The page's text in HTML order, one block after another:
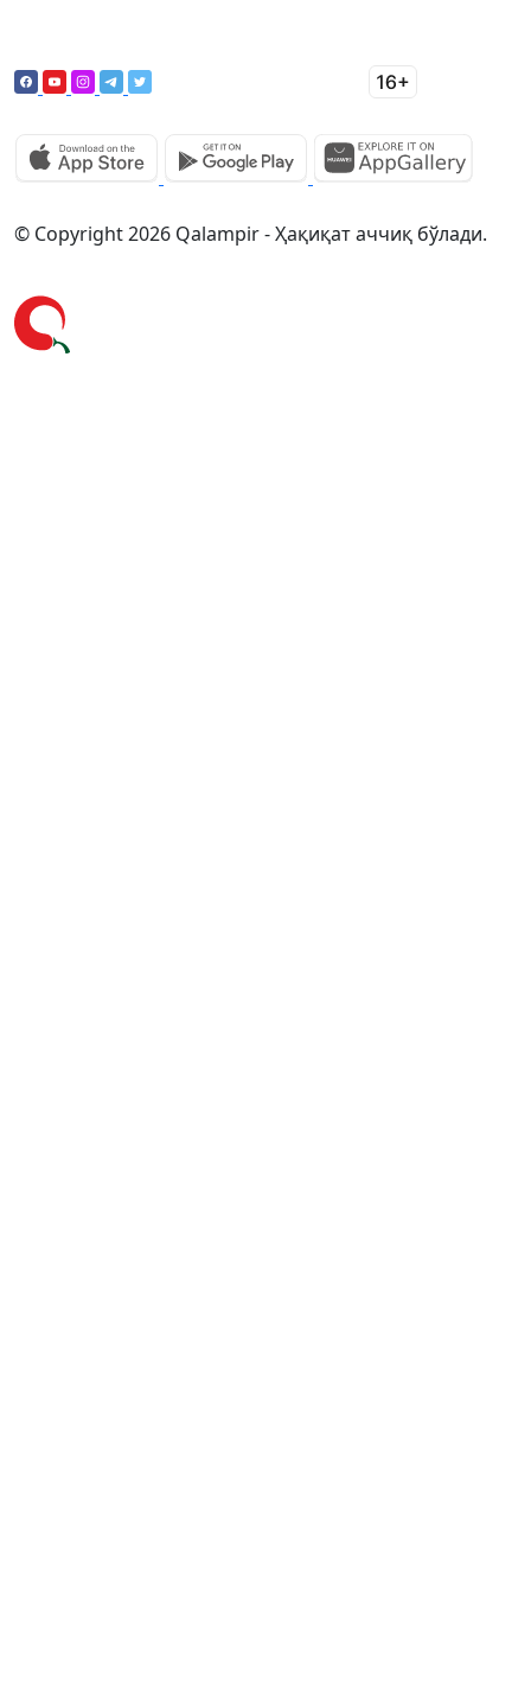
© Copyright 2026 Qalampir - Ҳақиқат аччиқ бўлади.